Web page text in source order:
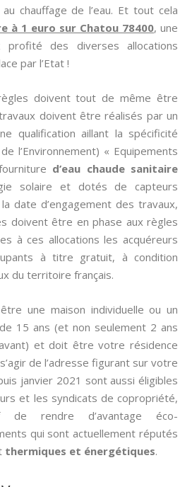
chauffage de l’eau. Et tout cela
à 1 euro sur Chatou 78400, une
des diverses allocations
par l’Etat !
doivent tout de même être
doivent être réalisés par un
qualification aillant la spécificité
l’Environnement) « Equipements
d’eau chaude sanitaire
solaire et dotés de capteurs
date d’engagement des travaux,
doivent être en phase aux règles
à ces allocations les acquéreurs
à titre gratuit, à condition
du territoire français.
une maison individuelle ou un
15 ans (et non seulement 2 ans
et doit être votre résidence
de l’adresse figurant sur votre
janvier 2021 sont aussi éligibles
et les syndicats de copropriété,
de rendre d’avantage éco-
qui sont actuellement réputés
thermiques et énergétiques.